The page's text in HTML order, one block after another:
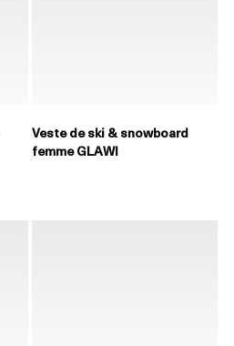
Veste de ski & snowboard
femme GLAWI